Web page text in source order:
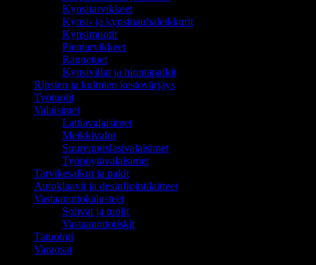
Kynsitarvikkeet
Kynsi- ja kynsinauhaleikkurit
Kynsimuotit
Pientarvikkeet
Rannetuet
Kynsiviilat ja hiontapalkit
Ripsien ja kulmien kestovärjäys
Työtuolit
Valaisimet
Lattiavalaisimet
Meikkivalot
Suurennuslasivalaisimet
Työpöytävalaisimet
Tarvikesalkut ja pakit
Autoklaavit ja desinfiointilaitteet
Vastaanottokalusteet
Sohvat ja tuolit
Vastaanottotiskit
Tatuointi
Varaosat